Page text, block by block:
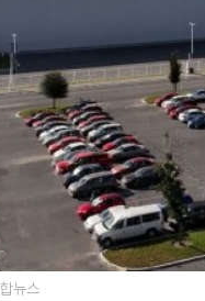
뉴스